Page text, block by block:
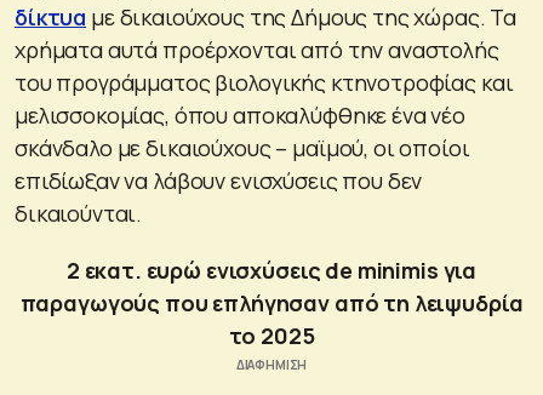
δίκτυα με δικαιούχους της Δήμους της χώρας. Τα
χρήματα αυτά προέρχονται από την αναστολής
του προγράμματος βιολογικής κτηνοτροφίας και
μελισσοκομίας, όπου αποκαλύφθηκε ένα νέο
σκάνδαλο με δικαιούχους – μαϊμού, οι οποίοι
επιδίωξαν να λάβουν ενισχύσεις που δεν
δικαιούνται.
2 εκατ. ευρώ ενισχύσεις de minimis για
παραγωγούς που επλήγησαν από τη λειψυδρία
το 2025